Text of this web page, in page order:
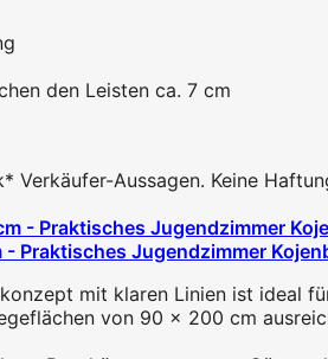
den Leisten ca. 7 cm
Verkäufer-Aussagen. Keine
Praktisches Jugendzimmer
mit klaren Linien ist ideal
von 90 x 200 cm